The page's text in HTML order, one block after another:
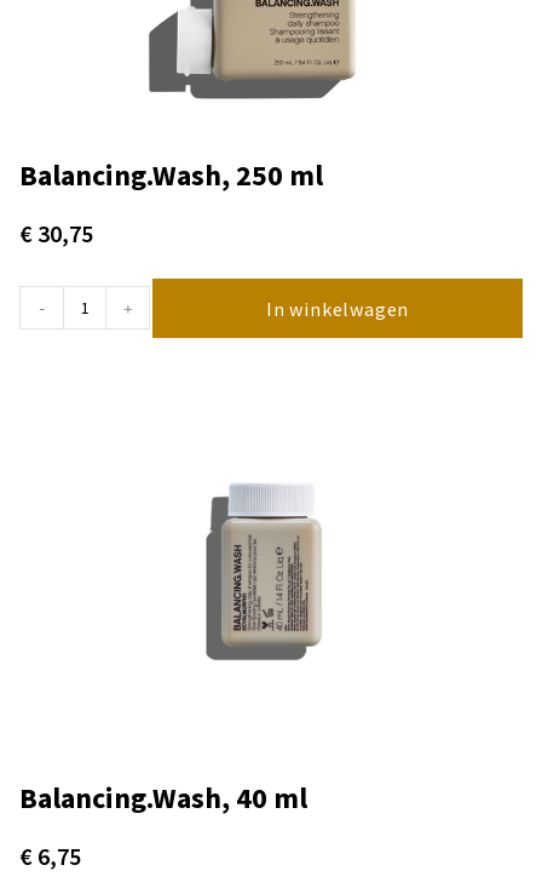
Balancing.Wash, 250 ml
€ 30,75
- + In winkelwagen
Balancing.Wash, 40 ml
€ 6,75